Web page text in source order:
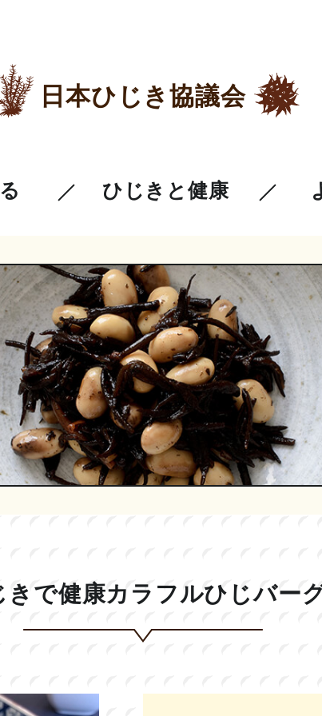
日本ひじき協議会
ひじきと健康
きで健康カラフルひじバー